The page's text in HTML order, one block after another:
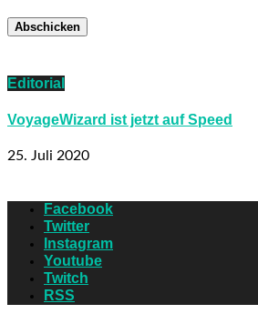
Editorial
VoyageWizard ist jetzt auf Speed
25. Juli 2020
Facebook
Twitter
Instagram
Youtube
Twitch
RSS